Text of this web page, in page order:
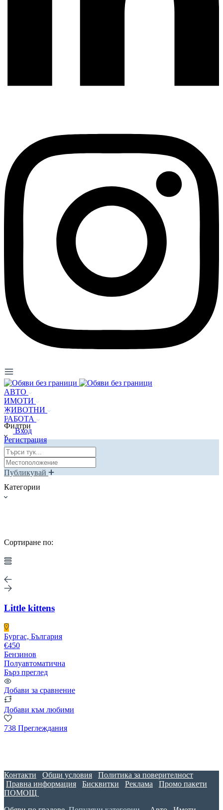
АВТО
ИМОТИ
ЖИВОТНИ
РАБОТА
Вход
Регистрация
Публикувай
Филтри
Категории
Сортиране по:
Little kittens
Бургас, България
€450
Бензинов
Полуавтоматична
Бърз преглед
Добави за сравнение
Добави към любими
738 Преглеждания
Контакти Общи условия
Политика за поверителност
Правна информация
Бисквитки Реклама
Промо пакети
ПОМОЩ